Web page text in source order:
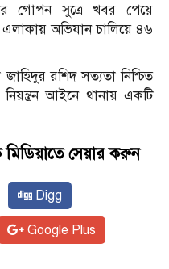
গোপন সুত্রে খবর পেয়ে
এলাকায় অভিযান চালিয়ে ৪৬
রশিদ সত্যতা নিশ্চিত
আইনে থানায় একটি
সেয়ার করুন
Digg
Google Plus